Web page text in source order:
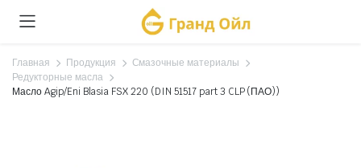
Главная Продукция
Смазочные материалы
Редукторные масла
Масло Agip/Eni Blasia FSX 220 (DIN 51517 part 3 CLP (ПАО))